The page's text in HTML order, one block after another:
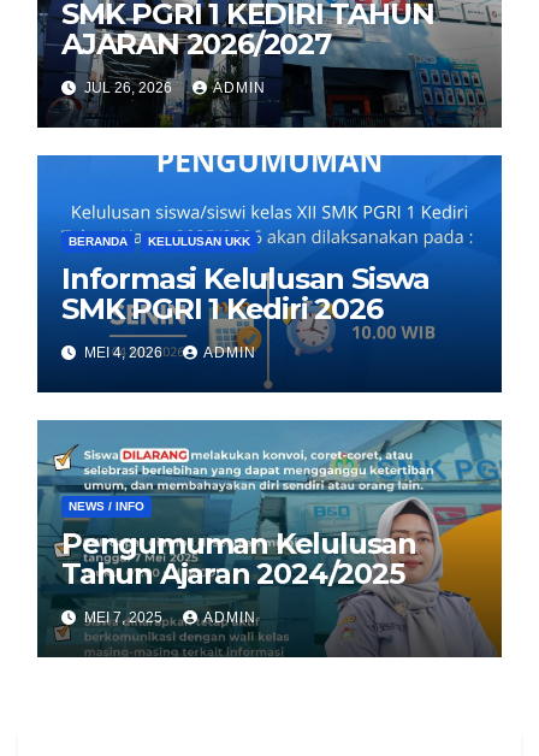
SMK PGRI 1 KEDIRI TAHUN
AJARAN 2026/2027
JUL 26, 2026 ADMIN
BERANDA KELULUSAN UKK
Informasi Kelulusan Siswa
SMK PGRI 1 Kediri 2026
MEI 4, 2026 ADMIN
NEWS / INFO
Pengumuman Kelulusan
Tahun Ajaran 2024/2025
MEI 7, 2025 ADMIN